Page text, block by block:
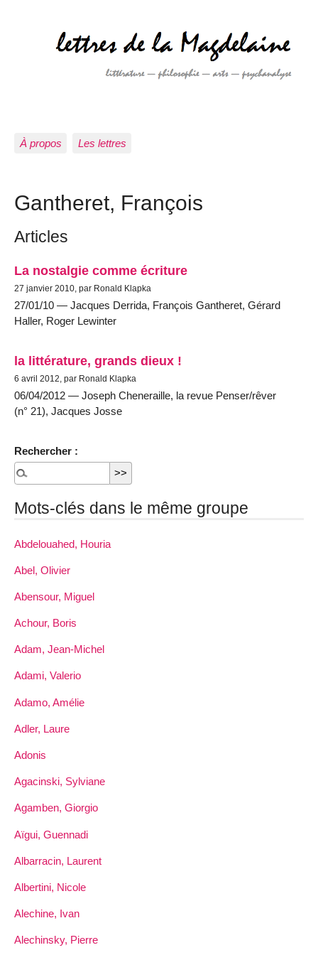
À propos Les lettres
Gantheret, François
Articles
La nostalgie comme écriture
27 janvier 2010, par Ronald Klapka
27/01/10 — Jacques Derrida, François Gantheret, Gérard
Haller, Roger Lewinter
la littérature, grands dieux !
6 avril 2012, par Ronald Klapka
06/04/2012 — Joseph Cheneraille, la revue Penser/rêver
(n° 21), Jacques Josse
Rechercher :
Mots-clés dans le même groupe
Abdelouahed, Houria
Abel, Olivier
Abensour, Miguel
Achour, Boris
Adam, Jean-Michel
Adami, Valerio
Adamo, Amélie
Adler, Laure
Adonis
Agacinski, Sylviane
Agamben, Giorgio
Aïgui, Guennadi
Albarracin, Laurent
Albertini, Nicole
Alechine, Ivan
Alechinsky, Pierre